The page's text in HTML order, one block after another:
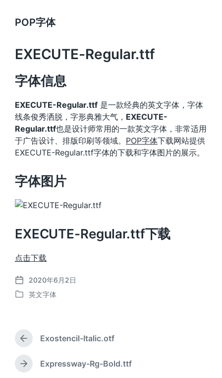
POP字体
EXECUTE-Regular.ttf
字体信息
EXECUTE-Regular.ttf 是一款经典的英文字体，字体
线条俊秀洒脱，字形典雅大气， EXECUTE-
Regular.ttf也是设计师常用的一款英文字体，非常适用
于广告设计、排版印刷等领域。 POP字体下载网站提供
EXECUTE-Regular.ttf字体的下载和字体图片的展示。
字体图片
EXECUTE-Regular.ttf下载
点击下载
发
布
2020年6月2日
发
英文字体
上
篇
文
章
Exostencil-Italic.otf
下
Expressway-Rg-Bold.ttf